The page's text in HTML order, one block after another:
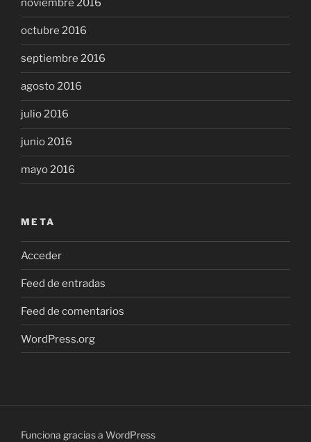
noviembre 2016
octubre 2016
septiembre 2016
agosto 2016
julio 2016
junio 2016
mayo 2016
META
Acceder
Feed de entradas
Feed de comentarios
WordPress.org
Funciona gracias a WordPress